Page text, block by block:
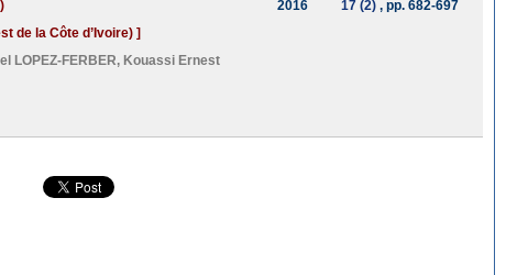
de la Côte d’Ivoire) ]
LOPEZ-FERBER, Kouassi Ernest
2016 17 (2), pp. 682-697